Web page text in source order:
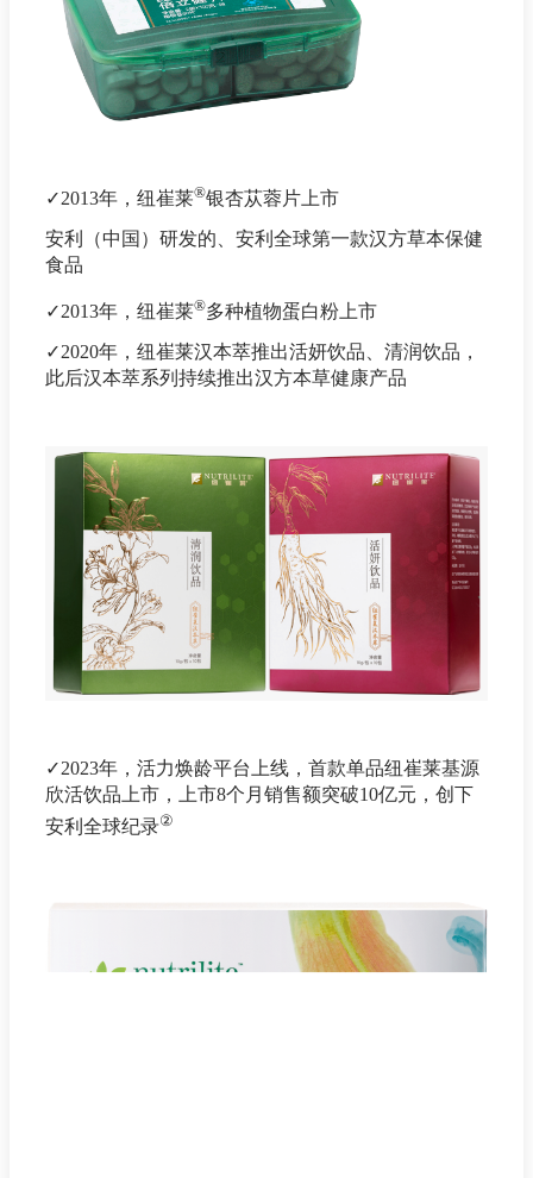
✓2013年，纽崔莱®银杏苁蓉片上市
安利（中国）研发的、安利全球第一款汉方草本保健
食品
✓2013年，纽崔莱®多种植物蛋白粉上市
✓2020年，纽崔莱汉本萃推出活妍饮品、清润饮品，
此后汉本萃系列持续推出汉方本草健康产品
✓2023年，活力焕龄平台上线，首款单品纽崔莱基源
欣活饮品上市，上市8个月销售额突破10亿元，创下
安利全球纪录②